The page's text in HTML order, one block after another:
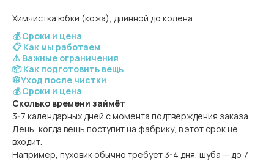
Химчистка юбки (кожа), длинной до колена
💰 Сроки и цена
📋 Как мы работаем
⚠️ Важные ограничения
📦 Как подготовить вещь
🥼Уход после чистки
💰 Сроки и цена
Сколько времени займёт
3-7 календарных дней с момента подтверждения заказа.
День, когда вещь поступит на фабрику, в этот срок не
входит.
Например, пуховик обычно требует 3-4 дня, шуба — до 7